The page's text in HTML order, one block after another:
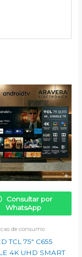
Consultar por
WhatsApp
de consumo
TCL 75″ C655
4K UHD SMART